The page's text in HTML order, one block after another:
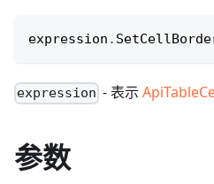
expression .
expression - 表示
参数